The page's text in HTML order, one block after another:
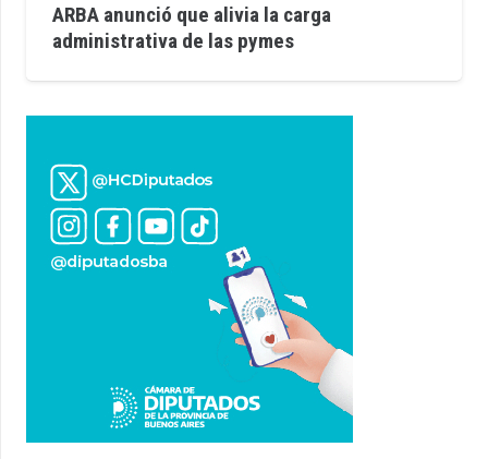
ARBA anunció que alivia la carga
administrativa de las pymes